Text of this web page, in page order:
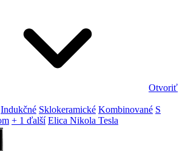
Otvoriť
Indukčné Sklokeramické Kombinované S
+ 1 ďalší Elica Nikola Tesla